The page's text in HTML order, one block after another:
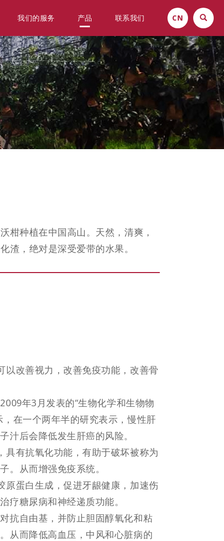
我们的服务 产品 联系我们 CN
柑种植在中国高山。天然，清爽，
渣，绝对是深受爱带的水果。
以改善视力，改善免疫功能，改善骨
年3月发表的“生物化学和生物物
，在一个两年半的研究表示，慢性肝
汁后会降低发生肝癌的风险。
具有抗氧化功能，有助于破坏被称为
。从而增强免疫系统。
原蛋白生成，促进牙龈健康，加速伤
疗糖尿病和神经递质功能。
抗自由基，并防止胆固醇氧化和粘
从而降低高血压，中风和心脏病的